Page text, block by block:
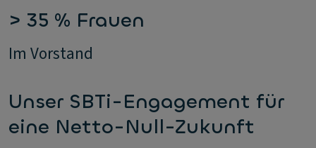
> 35 % Frauen
Im Vorstand
Unser SBTi-Engagement für
eine Netto-Null-Zukunft